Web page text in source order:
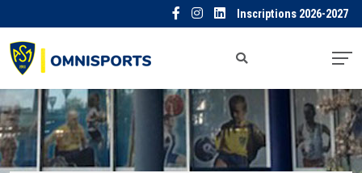
Inscriptions 2026-2027